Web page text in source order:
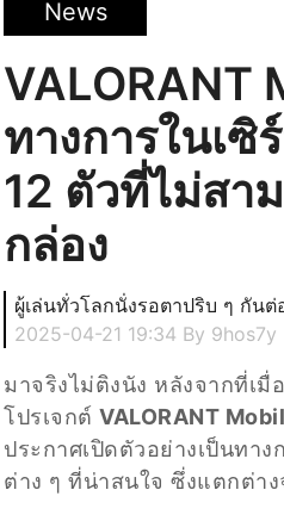
News
VALORANT
ทางการในเซิ
12 ตัวที่ไม่สา
กล่อง
ผู้เล่นทั่วโลกนั่งรอตาปริบ ๆ กันต่
2025-04-21 19:34 By 9hos7y
มาจริงไม่ติงนัง หลังจากที่เ
โปรเจกต์ VALORANT
ประกาศเปิดตัวอย่างเป็นทา
ต่าง ๆ ที่น่าสนใจ ซึ่งแตกต่า